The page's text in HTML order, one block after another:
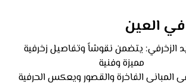
العين
الزخرفي: يتضمن نقوشاً وتفاصيل زخرفية
مميزة وفنية
المباني الفاخرة والقصور ويعكس الحرفية